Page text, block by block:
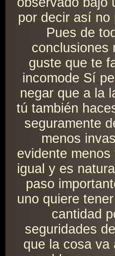
por decir así no
Pues de
conclusiones
guste que te
incomode Sí
negar que a la
tú también
seguramente
menos
evidente
igual y es
paso
uno quiere
cantidad
seguridades
que la cosa va